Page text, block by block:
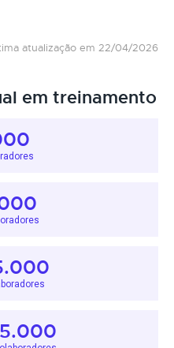
atualização em 22/04/2026
em treinamento